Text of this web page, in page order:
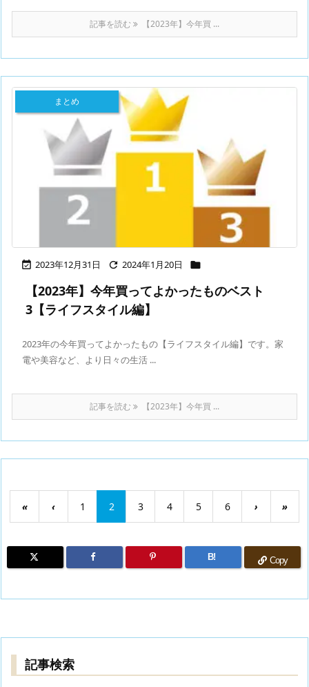
記事を読む 【2023年】今年買 ...
 2023年12月31日  2024年1月20日 
まとめ
【2023年】今年買ってよかったものベスト
3【ライフスタイル編】
2023年の今年買ってよかったもの【ライフスタイル編】です。家
電や美容など、より日々の生活 ...
記事を読む 【2023年】今年買 ...
« ‹ 1 2 3 4 5 6 › »
B! Copy
記事検索